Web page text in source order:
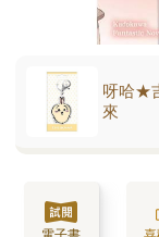
呀哈★
來